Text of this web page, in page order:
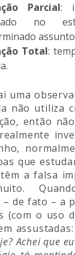
Parcial:
no
Total:
uma
não utiliza
então
que
a falsa
– de fato – a
(com o uso
assustadas:
Achei que